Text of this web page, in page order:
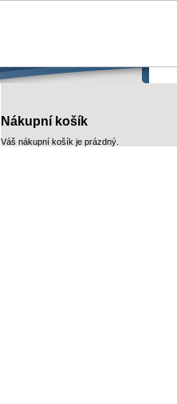
Nákupní košík
Váš nákupní košík je prázdný.